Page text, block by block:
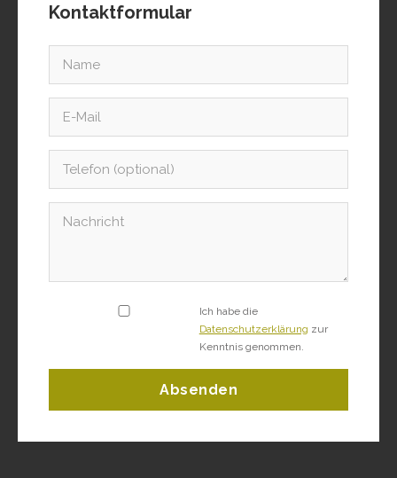
Kontaktformular
Ich habe die
Datenschutzerklärung zur
Kenntnis genommen.
Absenden